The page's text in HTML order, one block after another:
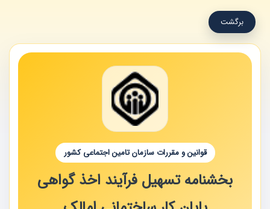
برگشت
قوانین و مقررات سازمان تامین اجتماعی کشور
بخشنامه تسهیل فرآیند اخذ گواهی